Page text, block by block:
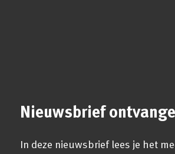
Nieuwsbrief
In deze nieuwsbrief lees je het